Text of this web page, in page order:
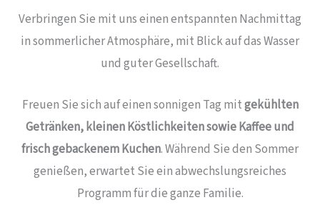
Verbringen Sie mit uns einen entspannten Nachmittag
in sommerlicher Atmosphäre, mit Blick auf das Wasser
und guter Gesellschaft.
Freuen Sie sich auf einen sonnigen Tag mitgekühlten
Getränken, kleinen Köstlichkeiten sowie Kaffee und
frisch gebackenem Kuchen. Während Sie den Sommer
genießen, erwartet Sie ein abwechslungsreiches
Programm für die ganze Familie.